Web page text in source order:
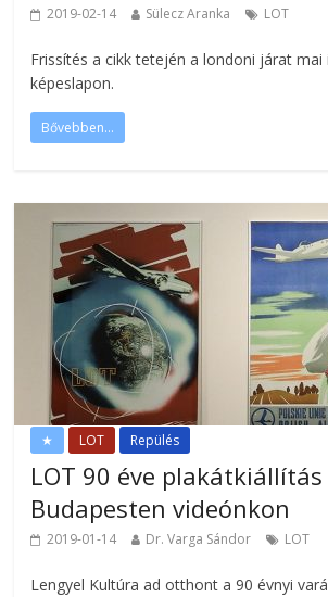
2019-02-14 Sülecz Aranka LOT
Frissítés a cikk tetején a londoni járat mai
képeslapon.
Bővebben...
★ LOT Repülés
LOT 90 éve plakátkiállítás
Budapesten videónkon
2019-01-14 Dr. Varga Sándor LOT
Lengyel Kultúra ad otthont a 90 évnyi